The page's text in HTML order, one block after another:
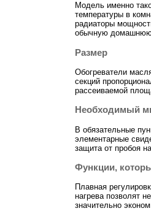
Модель именно
температуры в
радиаторы
обычную домашнюю
Размер
Обогреватели
секций
рассеиваемой
Необходимый
В обязательные
элементарные
защита от пробоя
Функции,
Плавная
нагрева позволят
значительно